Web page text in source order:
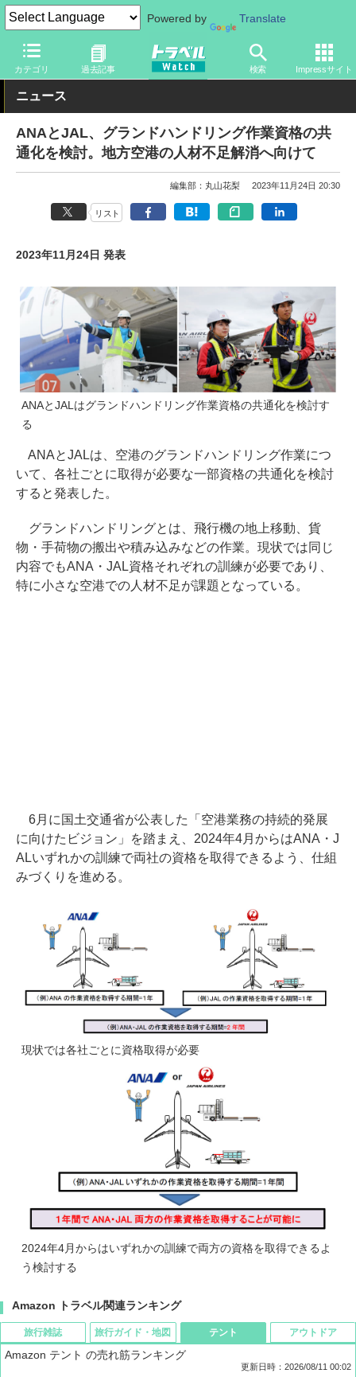
Powered by Translate
カテゴリ 過去記事 検索 Impressサイト
トラベル Watch 企業・政府・官庁 国内エアライン ANA
ニュース
ANAとJAL、グランドハンドリング作業資格の共
通化を検討。地方空港の人材不足解消へ向けて
編集部：丸山花梨 2023年11月24日 20:30
リスト
2023年11月24日 発表
ANAとJALはグランドハンドリング作業資格の共通化を検討す
る
ANAとJALは、空港のグランドハンドリング作業につ
いて、各社ごとに取得が必要な一部資格の共通化を検討
すると発表した。
グランドハンドリングとは、飛行機の地上移動、貨
物・手荷物の搬出や積み込みなどの作業。現状では同じ
内容でもANA・JAL資格それぞれの訓練が必要であり、
特に小さな空港での人材不足が課題となっている。
6月に国土交通省が公表した「空港業務の持続的発展
に向けたビジョン」を踏まえ、2024年4月からはANA・J
ALいずれかの訓練で両社の資格を取得できるよう、仕組
みづくりを進める。
現状では各社ごとに資格取得が必要
2024年4月からはいずれかの訓練で両方の資格を取得できるよ
う検討する
Amazon トラベル関連ランキング
旅行雑誌 旅行ガイド・地図 テント
Amazon テント の売れ筋ランキング
更新日時：2026/08/11 00:02
アウトドア